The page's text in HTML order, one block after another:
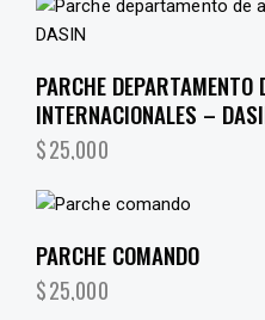
PARCHE DEPARTAMENTO
INTERNACIONALES –
$25,000
PARCHE COMANDO
$25,000